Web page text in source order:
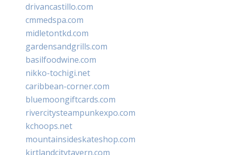
drivancastillo.com
cmmedspa.com
midletontkd.com
gardensandgrills.com
basilfoodwine.com
nikko-tochigi.net
caribbean-corner.com
bluemoongiftcards.com
rivercitysteampunkexpo.com
kchoops.net
mountainsideskateshop.com
kirtlandcitytavern.com